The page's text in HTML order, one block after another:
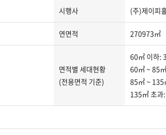
시행사 (주)제이피
연면적 270973㎡
면적별 세대현황
(전용면적 기준)
60㎡ 이하:
60㎡ ~ 85
85㎡ ~ 135
135㎡ 초과